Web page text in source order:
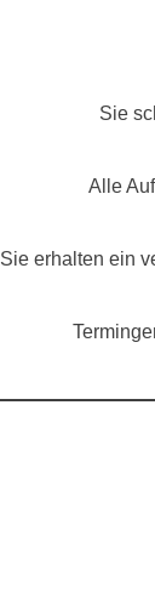
Sie
Alle
Sie erhalten ein